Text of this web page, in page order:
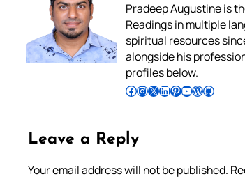
Pradeep Augustine is
Readings in multiple
spiritual resources
alongside his
profiles below.
Follow Pradeep on Facebook Follow Pradeep on InstagramFollow Pradeep on X Follow Pradeep on LinkedIn Follow Pradeep on Pinterest Subscribe to Pradeep’s Youtube Channel Follow Pradeep on WordPress Follow Pradeep on GitHub
Leave a Reply
Your email address will not be published.